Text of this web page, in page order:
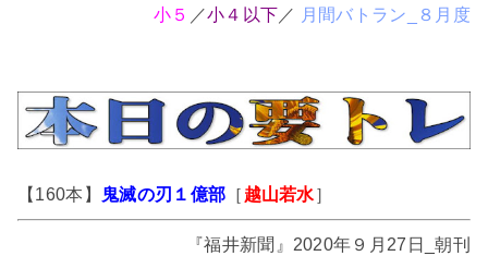
小５ ／小４以下 ／ 月間バトラン_８月度
【160本】 鬼滅の刃１億部 ［ 越山若水］
『福井新聞』2020年９月27日_朝刊